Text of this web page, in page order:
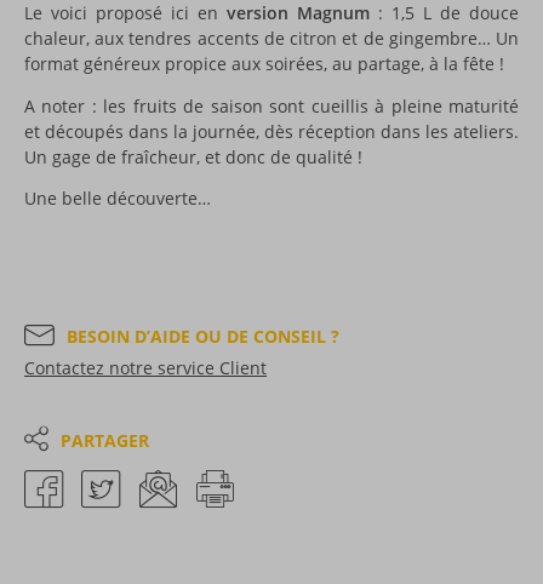
Le voici proposé ici en version Magnum : 1,5 L de douce
chaleur, aux tendres accents de citron et de gingembre… Un
format généreux propice aux soirées, au partage, à la fête !
A noter : les fruits de saison sont cueillis à pleine maturité
et découpés dans la journée, dès réception dans les ateliers.
Un gage de fraîcheur, et donc de qualité !
Une belle découverte…
BESOIN D’AIDE OU DE CONSEIL ?
Contactez notre service Client
PARTAGER